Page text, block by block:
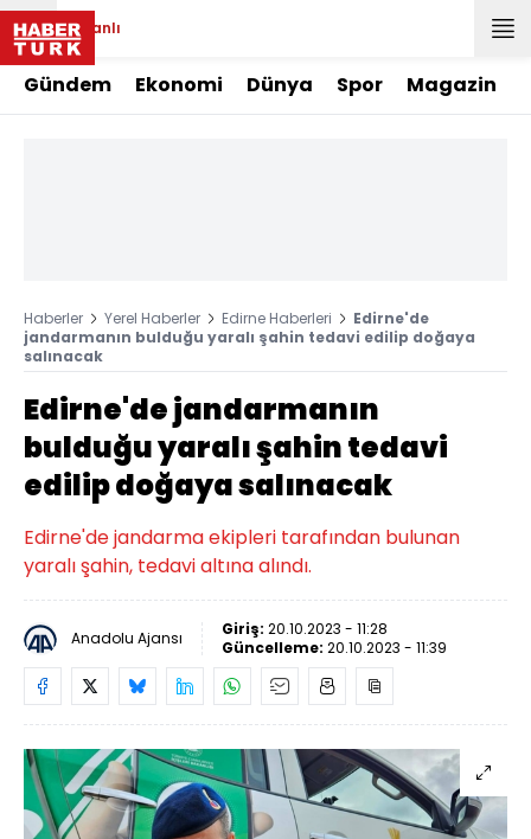
Canlı
Gündem Ekonomi Dünya Spor Magazin
Haberler Yerel Haberler Edirne Haberleri
Edirne'de
jandarmanın bulduğu yaralı şahin tedavi edilip doğaya
salınacak
Edirne'de jandarmanın
bulduğu yaralı şahin tedavi
edilip doğaya salınacak
Edirne'de jandarma ekipleri tarafından bulunan
yaralı şahin, tedavi altına alındı.
Anadolu Ajansı Giriş: 20.10.2023 - 11:28
Güncelleme: 20.10.2023 - 11:39